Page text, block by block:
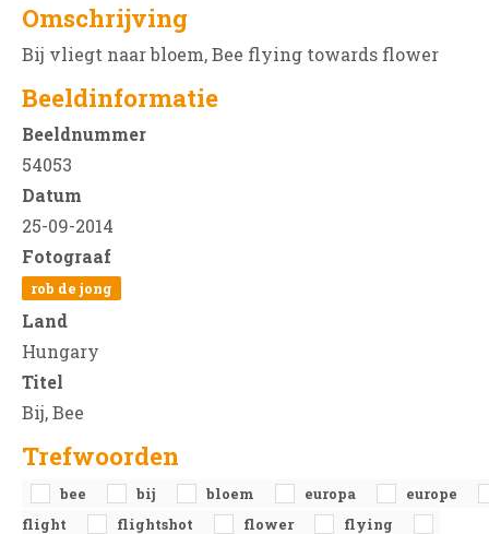
Omschrijving
Bij vliegt naar bloem, Bee flying towards flower
Beeldinformatie
Beeldnummer
54053
Datum
25-09-2014
Fotograaf
rob de jong
Land
Hungary
Titel
Bij, Bee
Trefwoorden
bee bij bloem europa
europe
flight
flightshot flower
flying